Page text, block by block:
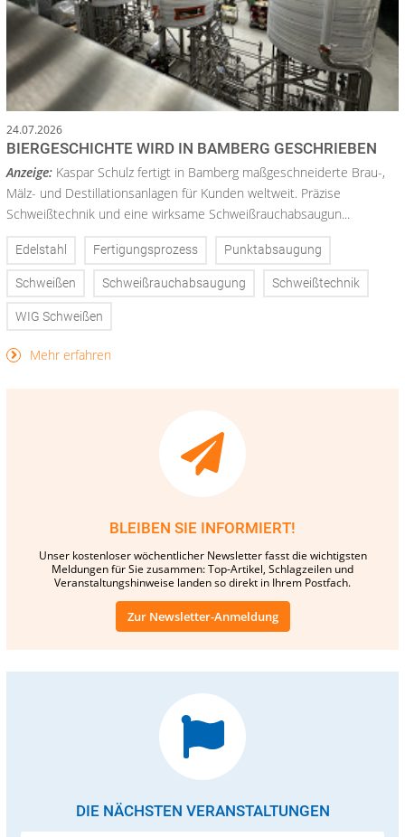
24.07.2026
BIERGESCHICHTE WIRD IN BAMBERG GESCHRIEBEN
Anzeige: Kaspar Schulz fertigt in Bamberg maßgeschneiderte Brau-,
Mälz- und Destillationsanlagen für Kunden weltweit. Präzise
Schweißtechnik und eine wirksame Schweißrauchabsaugun...
Edelstahl Fertigungsprozess Punktabsaugung
Schweißen Schweißrauchabsaugung Schweißtechnik
WIG Schweißen
Mehr erfahren
BLEIBEN SIE INFORMIERT!
Unser kostenloser wöchentlicher Newsletter fasst die wichtigsten
Meldungen für Sie zusammen: Top-Artikel, Schlagzeilen und
Veranstaltungshinweise landen so direkt in Ihrem Postfach.
Zur Newsletter-Anmeldung
DIE NÄCHSTEN VERANSTALTUNGEN